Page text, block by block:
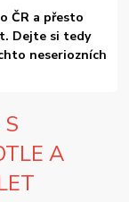
ČR a přesto
Dejte si tedy
neseriozních
A